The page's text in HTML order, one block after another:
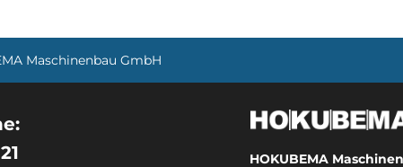
Maschinenbau GmbH
HOKUBEMA